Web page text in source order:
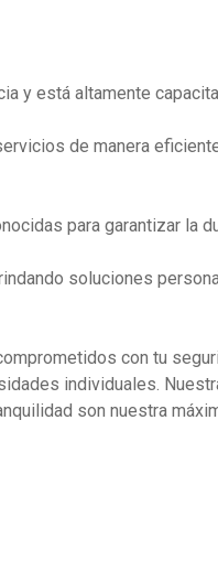
y está altamente
de manera
para garantizar la
soluciones
con tu
individuales.
son nuestra